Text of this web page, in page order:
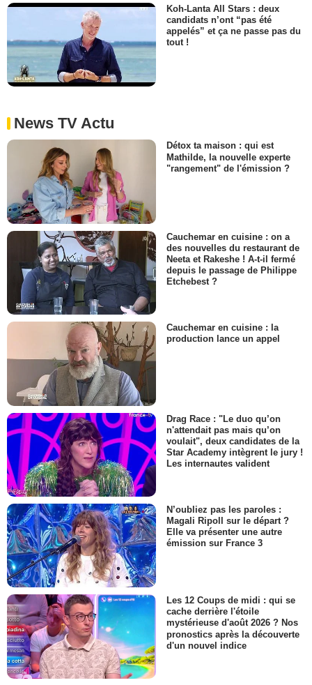
Koh-Lanta All Stars : deux
candidats n’ont “pas été
appelés” et ça ne passe pas du
tout !
News TV Actu
Détox ta maison : qui est
Mathilde, la nouvelle experte
"rangement" de l'émission ?
Cauchemar en cuisine : on a
des nouvelles du restaurant de
Neeta et Rakeshe ! A-t-il fermé
depuis le passage de Philippe
Etchebest ?
Cauchemar en cuisine : la
production lance un appel
Drag Race : "Le duo qu’on
n'attendait pas mais qu’on
voulait", deux candidates de la
Star Academy intègrent le jury !
Les internautes valident
N’oubliez pas les paroles :
Magali Ripoll sur le départ ?
Elle va présenter une autre
émission sur France 3
Les 12 Coups de midi : qui se
cache derrière l'étoile
mystérieuse d'août 2026 ? Nos
pronostics après la découverte
d'un nouvel indice